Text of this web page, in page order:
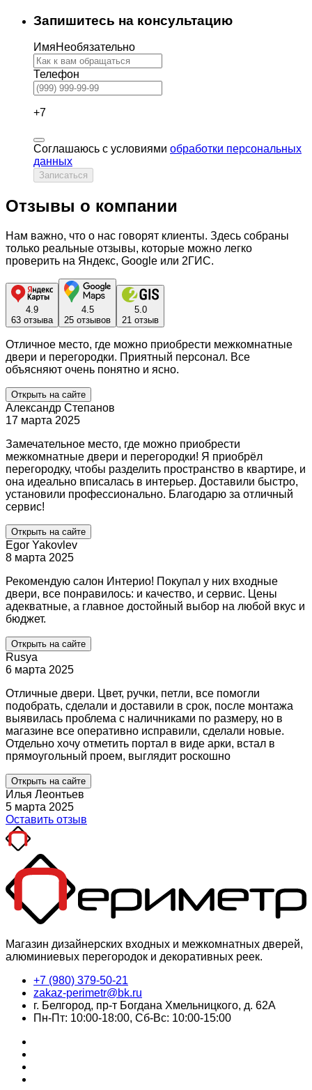
Запишитесь на консультацию
ИмяНеобязательно
Телефон
+7
Соглашаюсь с условиями обработки персональных
данных
Записаться
Отзывы о компании
Нам важно, что о нас говорят клиенты. Здесь собраны
только реальные отзывы, которые можно легко
проверить на Яндекс, Google или 2ГИС.
4.9
63 отзыва
4.5
25 отзывов
5.0
21 отзыв
Отличное место, где можно приобрести межкомнатные
двери и перегородки. Приятный персонал. Все
объясняют очень понятно и ясно.
Открыть на сайте
Александр Степанов
17 марта 2025
Замечательное место, где можно приобрести
межкомнатные двери и перегородки! Я приобрёл
перегородку, чтобы разделить пространство в квартире, и
она идеально вписалась в интерьер. Доставили быстро,
установили профессионально. Благодарю за отличный
сервис!
Открыть на сайте
Egor Yakovlev
8 марта 2025
Рекомендую салон Интерио! Покупал у них входные
двери, все понравилось: и качество, и сервис. Цены
адекватные, а главное достойный выбор на любой вкус и
бюджет.
Открыть на сайте
Rusya
6 марта 2025
Отличные двери. Цвет, ручки, петли, все помогли
подобрать, сделали и доставили в срок, после монтажа
выявилась проблема с наличниками по размеру, но в
магазине все оперативно исправили, сделали новые.
Отдельно хочу отметить портал в виде арки, встал в
прямоугольный проем, выглядит роскошно
Открыть на сайте
Илья Леонтьев
5 марта 2025
Оставить отзыв
Магазин дизайнерских входных и межкомнатных дверей,
алюминиевых перегородок и декоративных реек.
+7 (980) 379-50-21
zakaz-perimetr@bk.ru
г. Белгород, пр-т Богдана Хмельницкого, д. 62А
Пн-Пт: 10:00-18:00, Сб-Вс: 10:00-15:00